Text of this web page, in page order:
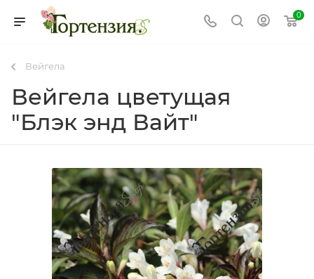
0
Вейгела
Вейгела цветущая
"Блэк энд Вайт"